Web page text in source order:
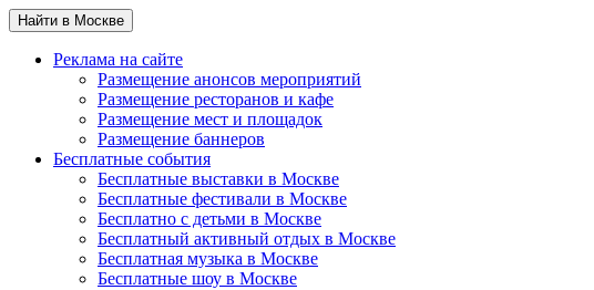
Найти в Москве
Реклама на сайте
Размещение анонсов мероприятий
Размещение ресторанов и кафе
Размещение мест и площадок
Размещение баннеров
Бесплатные события
Бесплатные выставки в Москве
Бесплатные фестивали в Москве
Бесплатно с детьми в Москве
Бесплатный активный отдых в Москве
Бесплатная музыка в Москве
Бесплатные шоу в Москве